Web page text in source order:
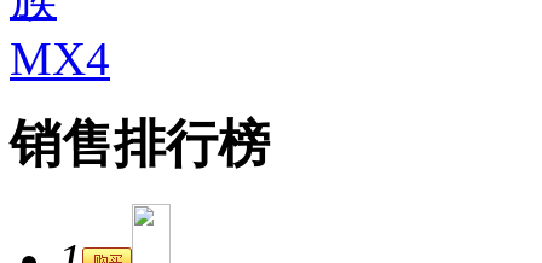
销售排行榜